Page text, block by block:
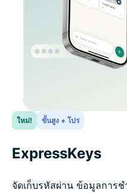
ใหม่! ขั้นสูง + โปร
ExpressKeys
จัดเก็บรหัสผ่าน ข้อมูลการ